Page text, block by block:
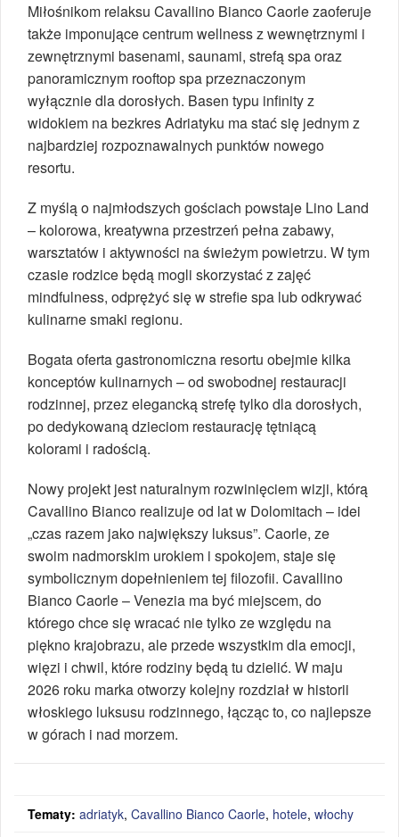
Miłośnikom relaksu Cavallino Bianco Caorle zaoferuje
także imponujące centrum wellness z wewnętrznymi i
zewnętrznymi basenami, saunami, strefą spa oraz
panoramicznym rooftop spa przeznaczonym
wyłącznie dla dorosłych. Basen typu infinity z
widokiem na bezkres Adriatyku ma stać się jednym z
najbardziej rozpoznawalnych punktów nowego
resortu.
Z myślą o najmłodszych gościach powstaje Lino Land
– kolorowa, kreatywna przestrzeń pełna zabawy,
warsztatów i aktywności na świeżym powietrzu. W tym
czasie rodzice będą mogli skorzystać z zajęć
mindfulness, odprężyć się w strefie spa lub odkrywać
kulinarne smaki regionu.
Bogata oferta gastronomiczna resortu obejmie kilka
konceptów kulinarnych – od swobodnej restauracji
rodzinnej, przez elegancką strefę tylko dla dorosłych,
po dedykowaną dzieciom restaurację tętniącą
kolorami i radością.
Nowy projekt jest naturalnym rozwinięciem wizji, którą
Cavallino Bianco realizuje od lat w Dolomitach – idei
„czas razem jako największy luksus”. Caorle, ze
swoim nadmorskim urokiem i spokojem, staje się
symbolicznym dopełnieniem tej filozofii. Cavallino
Bianco Caorle – Venezia ma być miejscem, do
którego chce się wracać nie tylko ze względu na
piękno krajobrazu, ale przede wszystkim dla emocji,
więzi i chwil, które rodziny będą tu dzielić. W maju
2026 roku marka otworzy kolejny rozdział w historii
włoskiego luksusu rodzinnego, łącząc to, co najlepsze
w górach i nad morzem.
Tematy: adriatyk, Cavallino Bianco Caorle, hotele, włochy